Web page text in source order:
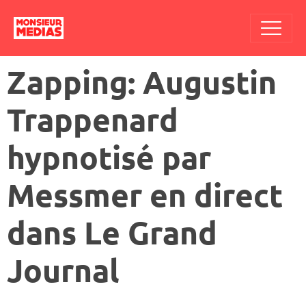
Zapping: Augustin
Trappenard
hypnotisé par
Messmer en direct
dans Le Grand
Journal